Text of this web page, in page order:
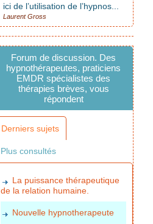
ici de l’utilisation de l’hypnos...
Laurent Gross
Forum de discussion. Des
hypnothérapeutes, praticiens
EMDR spécialistes des
thérapies brèves, vous
répondent
Derniers sujets
Plus consultés
La puissance thérapeutique
de la relation humaine.
Nouvelle hypnotherapeute